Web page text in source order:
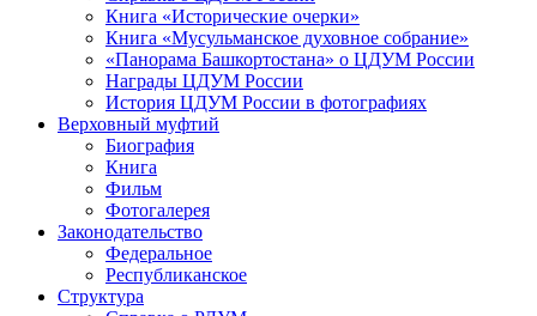
Книга «Исторические очерки»
Книга «Мусульманское духовное собрание»
«Панорама Башкортостана» о ЦДУМ России
Награды ЦДУМ России
История ЦДУМ России в фотографиях
Верховный муфтий
Биография
Книга
Фильм
Фотогалерея
Законодательство
Федеральное
Республиканское
Структура